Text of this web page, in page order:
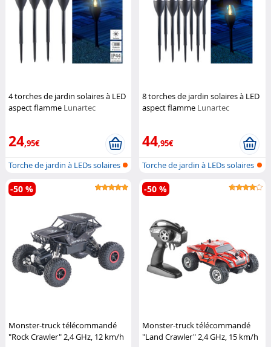
4 torches de jardin solaires à LED
aspect flamme Lunartec
24,95€
Torche de jardin à LEDs solaires
av...
8 torches de jardin solaires à LED
aspect flamme Lunartec
44,95€
Torche de jardin à LEDs solaires
av...
Monster-truck télécommandé
"Rock Crawler" 2,4 GHz, 12 km/h
-50 %
Monster-truck télécommandé
"Land Crawler" 2,4 GHz, 15 km/h
-50 %